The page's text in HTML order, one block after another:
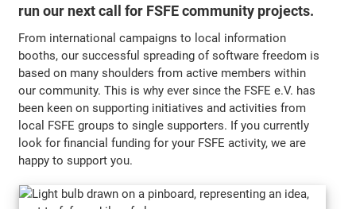
run our next call for FSFE community projects.
From international campaigns to local information
booths, our successful spreading of software freedom is
based on many shoulders from active members within
our community. This is why ever since the FSFE e.V. has
been keen on supporting initiatives and activities from
local FSFE groups to single supporters. If you currently
look for financial funding for your FSFE activity, we are
happy to support you.